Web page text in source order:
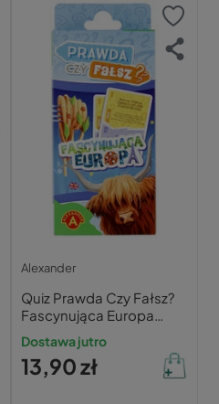
Alexander
Quiz Prawda Czy Fałsz?
Fascynująca Europa
Planszowa 10+ Alexander
2761
Dostawa jutro
13,90 zł